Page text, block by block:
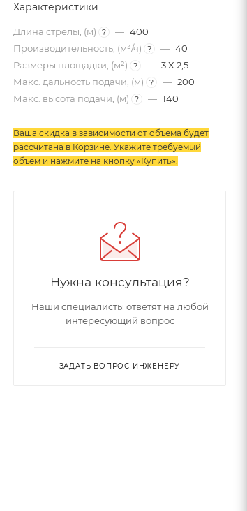
Характеристики
Длина стрелы, (м) ? — 400
Производительность, (м³/ч)
? — 40
Размеры площадки, (м²)
? — 3 X 2,5
Макс. дальность подачи, (м)
? — 200
Макс. высота подачи, (м)
? — 140
Ваша скидка в зависимости от объема будет
рассчитана в Корзине. Укажите требуемый
объем и нажмите на кнопку «Купить».
Нужна консультация?
Наши специалисты ответят на любой
интересующий вопрос
ЗАДАТЬ ВОПРОС ИНЖЕНЕРУ